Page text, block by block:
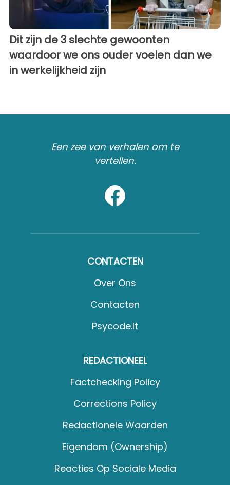
Dit zijn de 3 slechte gewoonten
waardoor we ons ouder voelen dan we
in werkelijkheid zijn
Een zee van verhalen om te
vertellen.
CONTACTEN
Over Ons
Contacten
Psycode.it
REDACTIONEEL
Factchecking Policy
Corrections Policy
Redactionele Waarden
Eigendom (Ownership)
Reacties Op Sociale Media